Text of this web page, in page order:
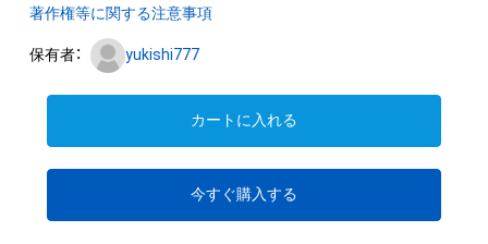
著作権等に関する注意事項
保有者： yukishi777
カートに入れる
今すぐ購入する